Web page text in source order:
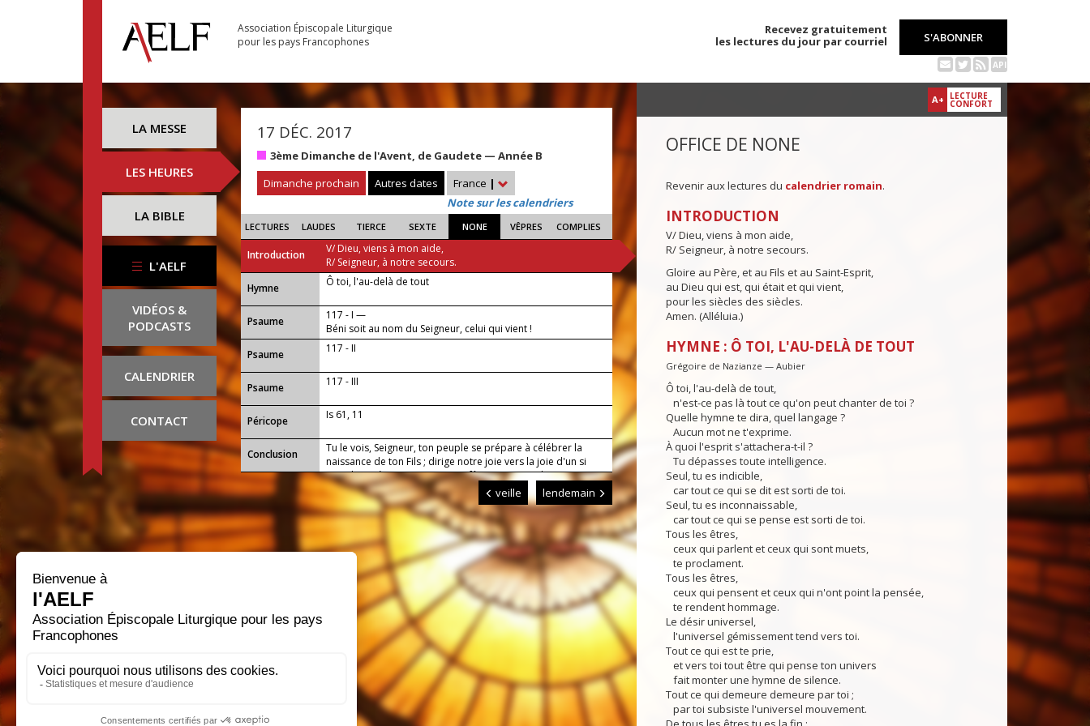
Association Épiscopale Liturgique
pour les pays Francophones
Recevez gratuitement
les lectures du jour par courriel
S'ABONNER
API
LA MESSE
LES HEURES
LA BIBLE
L'AELF
VIDÉOS &
PODCASTS
CALENDRIER
CONTACT
17 DÉC. 2017
3ème Dimanche de l'Avent, de Gaudete — Année B
Dimanche prochain
Autres dates France |
Note sur les calendriers
LECTURES LAUDES TIERCE SEXTE NONE VÊPRES COMPLIES
Introduction
V/ Dieu, viens à mon aide,
R/ Seigneur, à notre secours.
...
Hymne Ô toi, l'au-delà de tout
Psaume
117 - I —
Béni soit au nom du Seigneur, celui qui vient !
Psaume
117 - II
Psaume 117 - III
Péricope Is 61, 11
Conclusion
Tu le vois, Seigneur, ton peuple se prépare à célébrer la
naissance de ton Fils ; dirige notre joie vers la joie d'un si
grand mystère, pour que nous fêtions notre salut avec un
cœur vraiment nouveau.
veille lendemain
A+ LECTURE
CONFORT
OFFICE DE NONE
Revenir aux lectures du calendrier romain.
INTRODUCTION
V/ Dieu, viens à mon aide,
R/ Seigneur, à notre secours.
Gloire au Père, et au Fils et au Saint-Esprit,
au Dieu qui est, qui était et qui vient,
pour les siècles des siècles.
Amen. (Alléluia.)
HYMNE : Ô TOI, L'AU-DELÀ DE TOUT
Grégoire de Nazianze — Aubier
Ô toi, l'au-delà de tout,
n'est-ce pas là tout ce qu'on peut chanter de toi ?
Quelle hymne te dira, quel langage ?
Aucun mot ne t'exprime.
À quoi l'esprit s'attachera-t-il ?
Tu dépasses toute intelligence.
Seul, tu es indicible,
car tout ce qui se dit est sorti de toi.
Seul, tu es inconnaissable,
car tout ce qui se pense est sorti de toi.
Tous les êtres,
ceux qui parlent et ceux qui sont muets,
te proclament.
Tous les êtres,
ceux qui pensent et ceux qui n'ont point la pensée,
te rendent hommage.
Le désir universel,
l'universel gémissement tend vers toi.
Tout ce qui est te prie,
et vers toi tout être qui pense ton univers
fait monter une hymne de silence.
Tout ce qui demeure demeure par toi ;
par toi subsiste l'universel mouvement.